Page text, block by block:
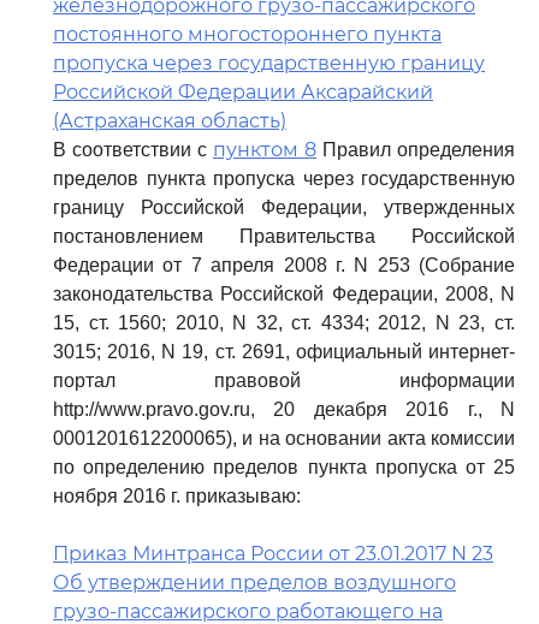
железнодорожного грузо-пассажирского
постоянного многостороннего пункта
пропуска через государственную границу
Российской Федерации Аксарайский
(Астраханская область)
В соответствии с пунктом 8 Правил определения
пределов пункта пропуска через государственную
границу Российской Федерации, утвержденных
постановлением Правительства Российской
Федерации от 7 апреля 2008 г. N 253 (Собрание
законодательства Российской Федерации, 2008, N
15, ст. 1560; 2010, N 32, ст. 4334; 2012, N 23, ст.
3015; 2016, N 19, ст. 2691, официальный интернет-
портал правовой информации
http://www.pravo.gov.ru, 20 декабря 2016 г., N
0001201612200065), и на основании акта комиссии
по определению пределов пункта пропуска от 25
ноября 2016 г. приказываю:
Приказ Минтранса России от 23.01.2017 N 23
Об утверждении пределов воздушного
грузо-пассажирского работающего на